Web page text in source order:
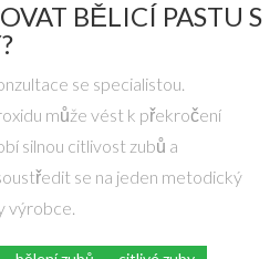
BĚLICÍ PASTU S
se specialistou.
může vést k překročení
silnou citlivost zubů a
se na jeden metodický
výrobce.